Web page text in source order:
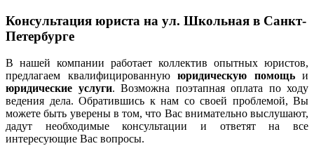
Консультация юриста на ул. Школьная в Санкт-
Петербурге
В нашей компании работает коллектив опытных юристов,
предлагаем квалифицированную юридическую помощьи
юридические услуги. Возможна поэтапная оплата по ходу
ведения дела. Обратившись к нам со своей проблемой, Вы
можете быть уверены в том, что Вас внимательно выслушают,
дадут необходимые консультации и ответят на все
интересующие Вас вопросы.